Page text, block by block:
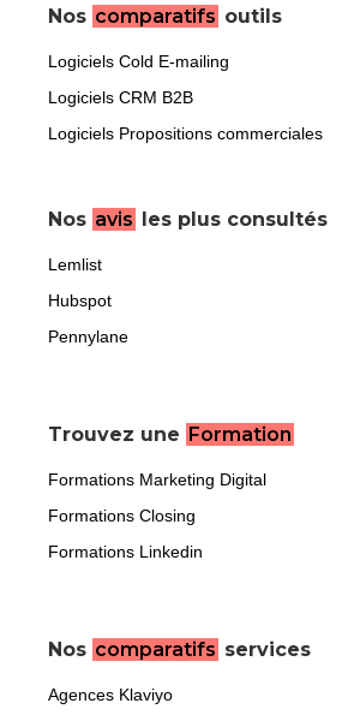
Nos comparatifs outils
Logiciels Cold E-mailing
Logiciels CRM B2B
Logiciels Propositions commerciales
Nos avis les plus consultés
Lemlist
Hubspot
Pennylane
Trouvez une Formation
Formations Marketing Digital
Formations Closing
Formations Linkedin
Nos comparatifs services
Agences Klaviyo